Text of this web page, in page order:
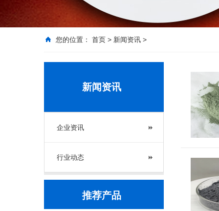
您的位置： 首页 > 新闻资讯 >
新闻资讯
企业资讯
行业动态
推荐产品